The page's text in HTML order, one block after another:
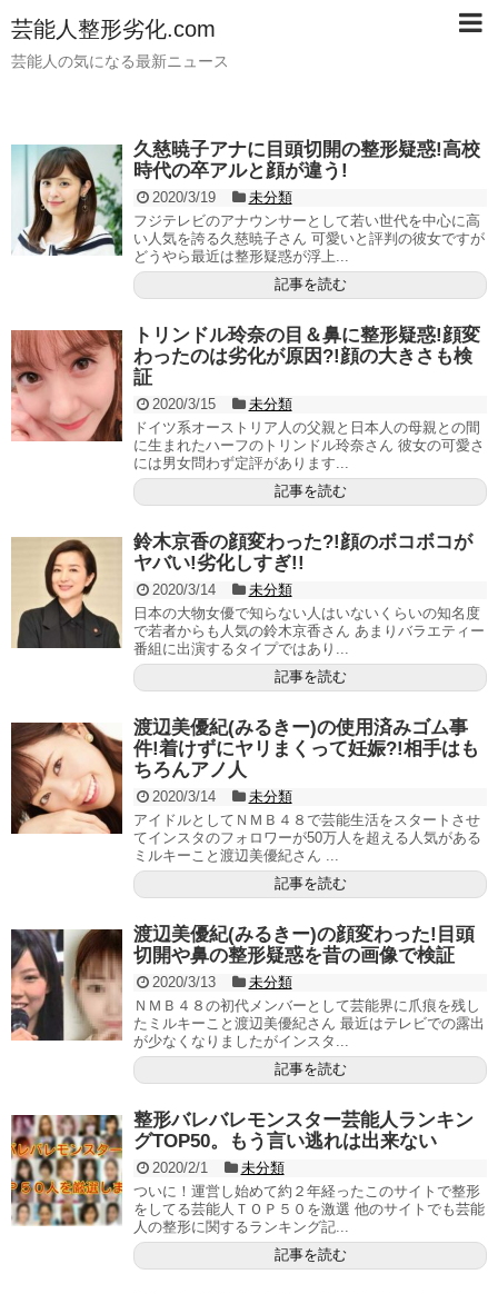
芸能人整形劣化.com
芸能人の気になる最新ニュース
久慈暁子アナに目頭切開の整形疑惑!高校
時代の卒アルと顔が違う!
2020/3/19
未分類
フジテレビのアナウンサーとして若い世代を中心に高
い人気を誇る久慈暁子さん 可愛いと評判の彼女ですが
どうやら最近は整形疑惑が浮上...
記事を読む
トリンドル玲奈の目＆鼻に整形疑惑!顔変
わったのは劣化が原因?!顔の大きさも検
証
2020/3/15
未分類
ドイツ系オーストリア人の父親と日本人の母親との間
に生まれたハーフのトリンドル玲奈さん 彼女の可愛さ
には男女問わず定評があります...
記事を読む
鈴木京香の顔変わった?!顔のボコボコが
ヤバい!劣化しすぎ!!
2020/3/14
未分類
日本の大物女優で知らない人はいないくらいの知名度
で若者からも人気の鈴木京香さん あまりバラエティー
番組に出演するタイプではあり...
記事を読む
渡辺美優紀(みるきー)の使用済みゴム事
件!着けずにヤリまくって妊娠?!相手はも
ちろんアノ人
2020/3/14
未分類
アイドルとしてＮＭＢ４８で芸能生活をスタートさせ
てインスタのフォロワーが50万人を超える人気がある
ミルキーこと渡辺美優紀さん ...
記事を読む
渡辺美優紀(みるきー)の顔変わった!目頭
切開や鼻の整形疑惑を昔の画像で検証
2020/3/13
未分類
ＮＭＢ４８の初代メンバーとして芸能界に爪痕を残し
たミルキーこと渡辺美優紀さん 最近はテレビでの露出
が少なくなりましたがインスタ...
記事を読む
整形バレバレモンスター芸能人ランキン
グTOP50。もう言い逃れは出来ない
2020/2/1
未分類
ついに！運営し始めて約２年経ったこのサイトで整形
をしてる芸能人ＴＯＰ５０を激選 他のサイトでも芸能
人の整形に関するランキング記...
記事を読む